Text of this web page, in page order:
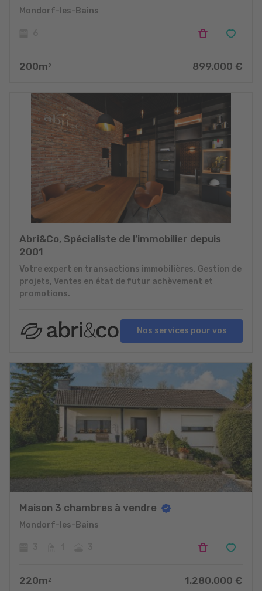
Mondorf-les-Bains
200m 2 899.000 €
Abri&Co, Spécialiste de l’immobilier depuis
2001
Votre expert en transactions immobilières, Gestion de
projets, Ventes en état de futur achèvement et
promotions.
Nos services pour vos
Maison 3 chambres à vendre
Mondorf-les-Bains
220m 2 1.280.000 €